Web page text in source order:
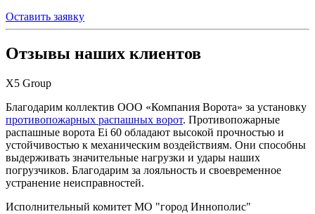
Оставить заявку
Отзывы наших клиентов
Х5 Group
Благодарим коллектив ООО «Компания Ворота» за установку
противопожарных распашных ворот. Противопожарные
распашные ворота Ei 60 обладают высокой прочностью и
устойчивостью к механическим воздействиям. Они способны
выдерживать значительные нагрузки и удары наших
погрузчиков. Благодарим за лояльность и своевременное
устранение неисправностей.
Исполнительный комитет МО "город Иннополис"